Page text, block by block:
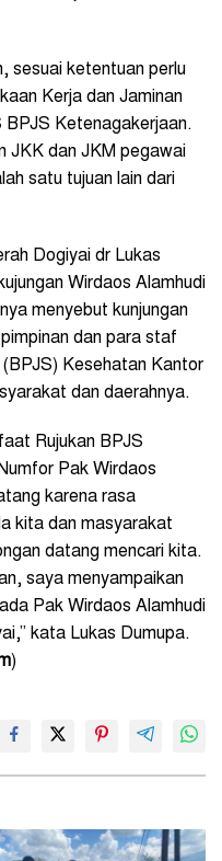
sesuai ketentuan perlu
Kerja dan Jaminan
BPJS Ketenagakerjaan.
JKK dan JKM pegawai
satu tujuan lain dari
Dogiyai dr Lukas
Wirdaos Alamhudi
menyebut kunjungan
dan para staf
Kesehatan Kantor
dan daerahnya.
Rujukan BPJS
Pak Wirdaos
karena rasa
kita dan masyarakat
datang mencari kita.
saya menyampaikan
Pak Wirdaos Alamhudi
kata Lukas Dumupa.
)